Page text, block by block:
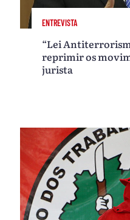
ENTREVISTA
“Lei
reprimir os
jurista